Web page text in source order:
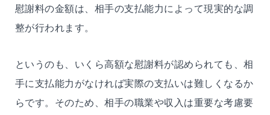
慰謝料の金額は、相手の支払能力によって現実的な調
整が行われます。
というのも、いくら高額な慰謝料が認められても、相
手に支払能力がなければ実際の支払いは難しくなるか
らです。そのため、相手の職業や収入は重要な考慮要